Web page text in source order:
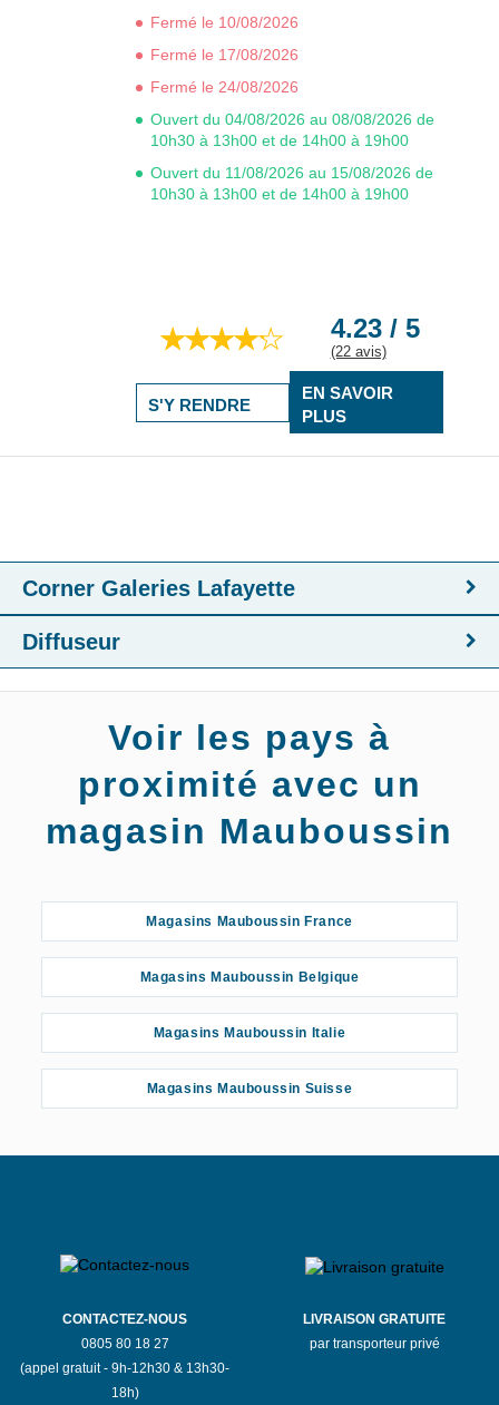
Fermé le 10/08/2026
Fermé le 17/08/2026
Fermé le 24/08/2026
Ouvert du 04/08/2026 au 08/08/2026 de
10h30 à 13h00 et de 14h00 à 19h00
Ouvert du 11/08/2026 au 15/08/2026 de
10h30 à 13h00 et de 14h00 à 19h00
4.23 / 5
(22 avis)
EN SAVOIR
PLUS
S'Y RENDRE
Corner Galeries Lafayette
Diffuseur
Voir les pays à
proximité avec un
magasin Mauboussin
Magasins Mauboussin France
Magasins Mauboussin Belgique
Magasins Mauboussin Italie
Magasins Mauboussin Suisse
CONTACTEZ-NOUS
0805 80 18 27
(appel gratuit - 9h-12h30 & 13h30-
18h)
LIVRAISON GRATUITE
par transporteur privé